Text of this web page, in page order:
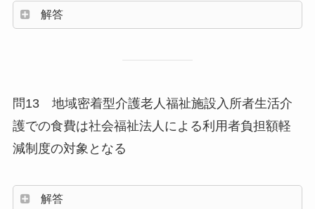
解答
問13 地域密着型介護老人福祉施設入所者生活介
護での食費は社会福祉法人による利用者負担額軽
減制度の対象となる
解答